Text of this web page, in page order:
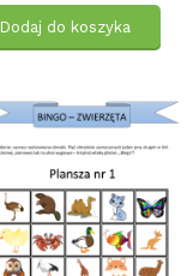
Dodaj do koszyka